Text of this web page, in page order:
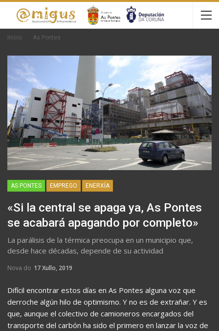
Inicio As Pontes
AS PONTES EMPREGO ENERXÍA
«Si la central se apaga ya, As Pontes
se acabará apagando por completo»
La parálisis de la térmica preocupa en un municipio que,
desde hace décadas, depende de su actividad
Nova do 17 Xullo, 2019
Difícil encontrar estos días en As Pontes alguna voz que
derroche algún hilo de optimismo. Y no es de extrañar. Y es
que, aunque el colectivo de camioneros encargados del
transporte del carbón ha sido el primero en lanzar la voz de